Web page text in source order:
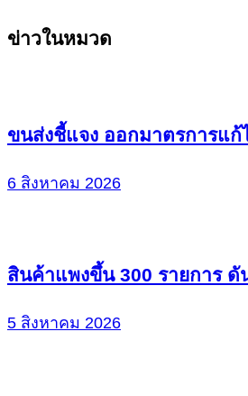
Continue
ข่าวในหมวด
ขนส่งชี้แจง ออกมาตรการแ
6 สิงหาคม 2026
สินค้าแพงขึ้น 300 รายการ ดั
5 สิงหาคม 2026